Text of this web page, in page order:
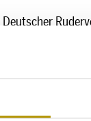
Ereignis für
Bedeutung
Dresdens